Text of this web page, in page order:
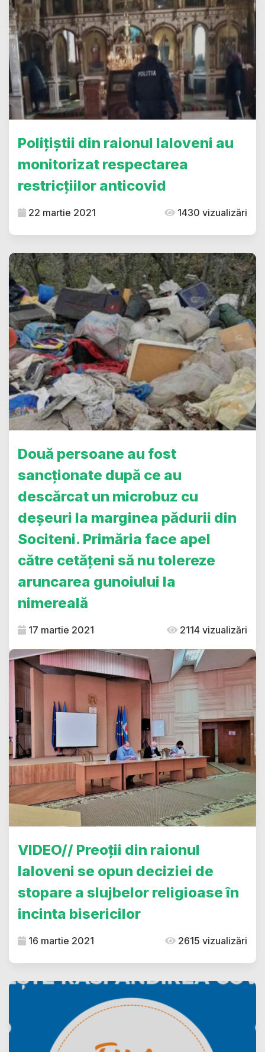
Polițiștii din raionul Ialoveni au
monitorizat respectarea
restricțiilor anticovid
22 martie 2021 1430 vizualizări
Două persoane au fost
sancționate după ce au
descărcat un microbuz cu
deșeuri la marginea pădurii din
Sociteni. Primăria face apel
către cetățeni să nu tolereze
aruncarea gunoiului la
nimereală
17 martie 2021 2114 vizualizări
VIDEO// Preoții din raionul
Ialoveni se opun deciziei de
stopare a slujbelor religioase în
incinta bisericilor
16 martie 2021 2615 vizualizări